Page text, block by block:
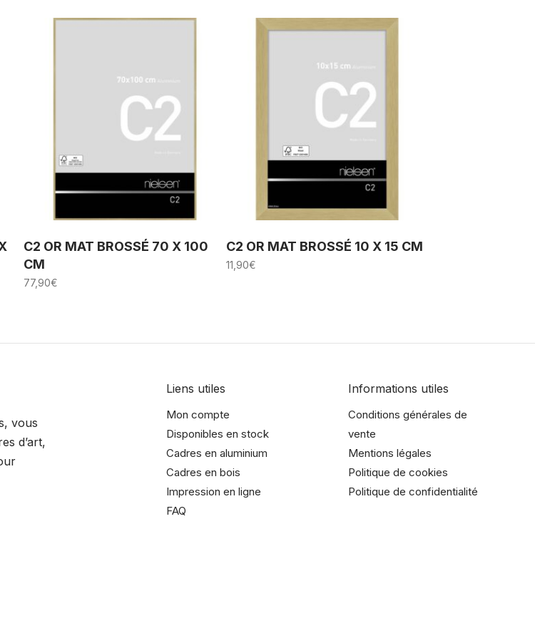
C2 OR MAT BROSSÉ 70 X 100
CM
77,90€
C2 OR MAT BROSSÉ 10 X 15 CM
11,90€
vous
d’art,
Liens utiles
Mon compte
Disponibles en stock
Cadres en aluminium
Cadres en bois
Impression en ligne
FAQ
Informations utiles
Conditions générales de
vente
Mentions légales
Politique de cookies
Politique de confidentialité